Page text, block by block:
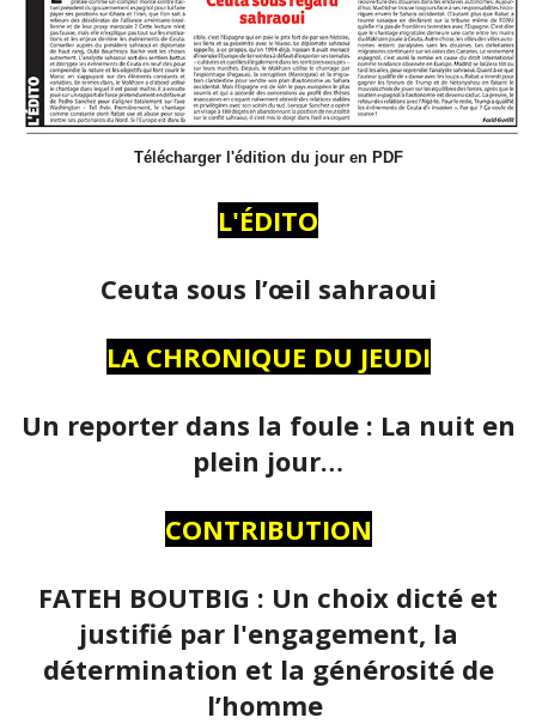
Télécharger l'édition du jour en PDF
L'ÉDITO
Ceuta sous l’œil sahraoui
LA CHRONIQUE DU JEUDI
Un reporter dans la foule : La nuit en
plein jour…
CONTRIBUTION
FATEH BOUTBIG : Un choix dicté et
justifié par l'engagement, la
détermination et la générosité de
l’homme